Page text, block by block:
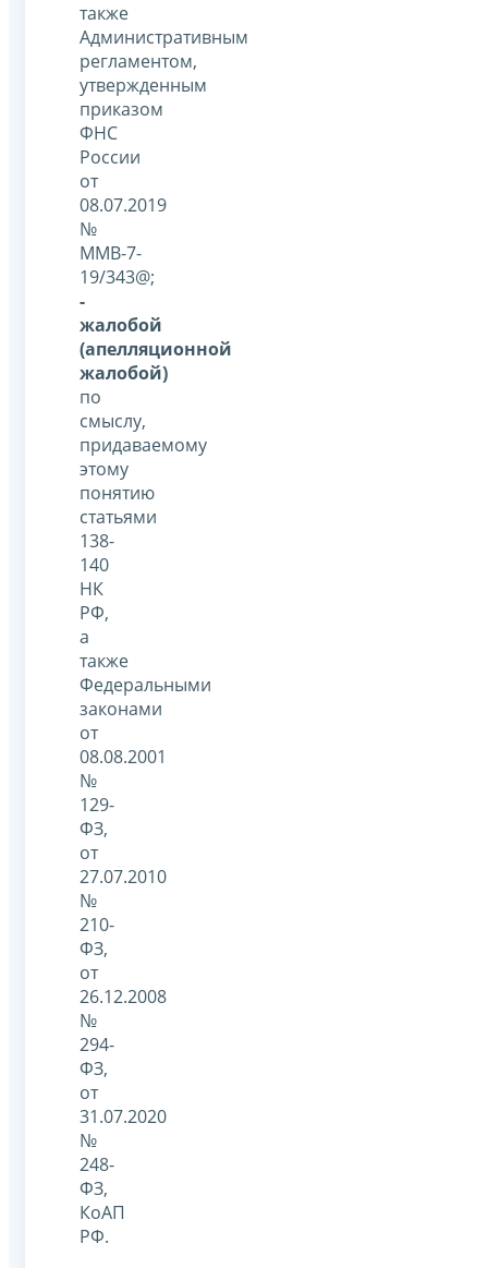
также
Административным
регламентом,
утвержденным
приказом
ФНС
России
от
08.07.2019
№
ММВ-7-
19/343@;
-
жалобой
(апелляционной
жалобой)
по
смыслу,
придаваемому
этому
понятию
статьями
138-
140
НК
РФ,
а
также
Федеральными
законами
от
08.08.2001
№
129-
ФЗ,
от
27.07.2010
№
210-
ФЗ,
от
26.12.2008
№
294-
ФЗ,
от
31.07.2020
№
248-
ФЗ,
КоАП
РФ.